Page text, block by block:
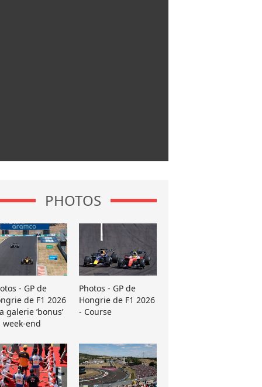
PHOTOS
- GP de
de F1 2026
galerie ’bonus’
week-end
Photos - GP de
Hongrie de F1 2026
- Course